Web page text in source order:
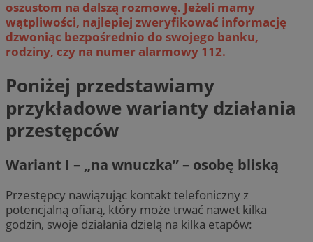
oszustom na dalszą rozmowę. Jeżeli mamy
wątpliwości, najlepiej zweryfikować informację
dzwoniąc bezpośrednio do swojego banku,
rodziny, czy na numer alarmowy 112.
Poniżej przedstawiamy
przykładowe warianty działania
przestępców
Wariant I – „na wnuczka” – osobę bliską
Przestępcy nawiązując kontakt telefoniczny z
potencjalną ofiarą, który może trwać nawet kilka
godzin, swoje działania dzielą na kilka etapów: